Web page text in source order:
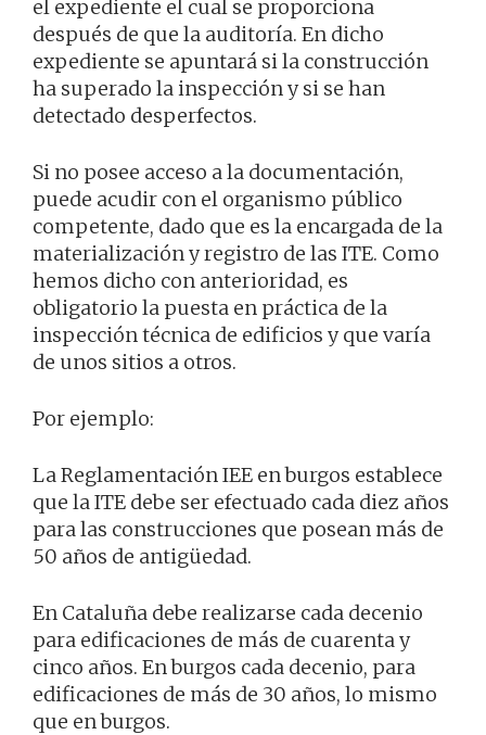
el expediente el cual se proporciona
después de que la auditoría. En dicho
expediente se apuntará si la construcción
ha superado la inspección y si se han
detectado desperfectos.
Si no posee acceso a la documentación,
puede acudir con el organismo público
competente, dado que es la encargada de la
materialización y registro de las ITE. Como
hemos dicho con anterioridad, es
obligatorio la puesta en práctica de la
inspección técnica de edificios y que varía
de unos sitios a otros.
Por ejemplo:
La Reglamentación IEE en burgos establece
que la ITE debe ser efectuado cada diez años
para las construcciones que posean más de
50 años de antigüedad.
En Cataluña debe realizarse cada decenio
para edificaciones de más de cuarenta y
cinco años. En burgos cada decenio, para
edificaciones de más de 30 años, lo mismo
que en burgos.